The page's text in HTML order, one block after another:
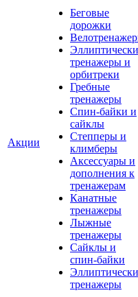
Акции
Беговые
дорожки
тренажеры и
орбитреки
Гребные
тренажеры
Спин-байки и
сайклы
Степперы и
климберы
Аксессуары и
дополнения к
тренажерам
Канатные
тренажеры
Лыжные
тренажеры
Сайклы и
спин-байки
тренажеры